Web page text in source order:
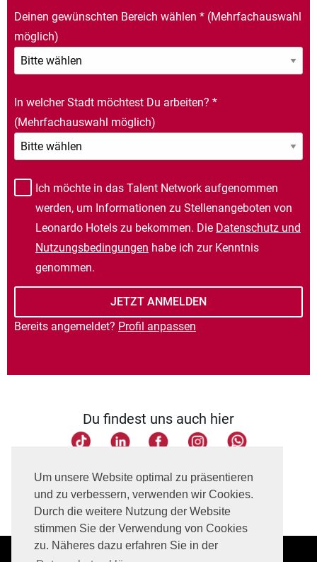
Um unsere Website optimal zu präsentieren
und zu verbessern, verwenden wir Cookies.
Durch die weitere Nutzung der Website
stimmen Sie der Verwendung von Cookies
zu. Näheres dazu erfahren Sie in der
Deinen gewünschten Bereich wählen * (Mehrfachauswahl
möglich)
In welcher Stadt möchtest Du arbeiten? *
(Mehrfachauswahl möglich)
Ich möchte in das Talent Network aufgenommen
werden, um Informationen zu Stellenangeboten von
Leonardo Hotels zu bekommen. Die Datenschutz und
Nutzungsbedingungen habe ich zur Kenntnis
genommen.
Bereits angemeldet? Profil anpassen
Du findest uns auch hier
Seite teilen